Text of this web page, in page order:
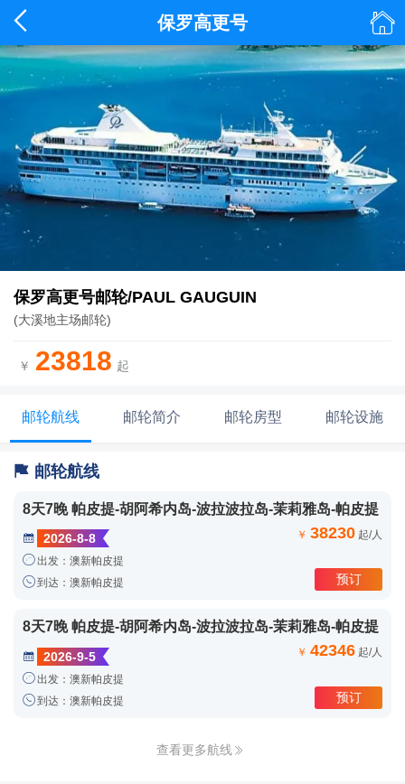
 保罗高更号 
保罗高更号邮轮/PAUL GAUGUIN
(大溪地主场邮轮)
￥ 23818 起
邮轮航线 邮轮简介 邮轮房型 邮轮设施
 邮轮航线
8天7晚 帕皮提-胡阿希内岛-波拉波拉岛-茉莉雅岛-帕皮提
 2026-8-8
出发：澳新帕皮提
到达：澳新帕皮提
￥ 38230 起/人
预订
8天7晚 帕皮提-胡阿希内岛-波拉波拉岛-茉莉雅岛-帕皮提
 2026-9-5
出发：澳新帕皮提
到达：澳新帕皮提
￥ 42346 起/人
预订
查看更多航线